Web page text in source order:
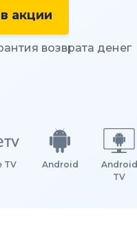
акции
возврата денег
TV Android
Android
TV